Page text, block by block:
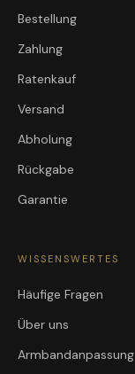
Bestellung
Zahlung
Ratenkauf
Versand
Abholung
Rückgabe
Garantie
WISSENSWERTES
Häufige Fragen
Über uns
Armbandanpassung